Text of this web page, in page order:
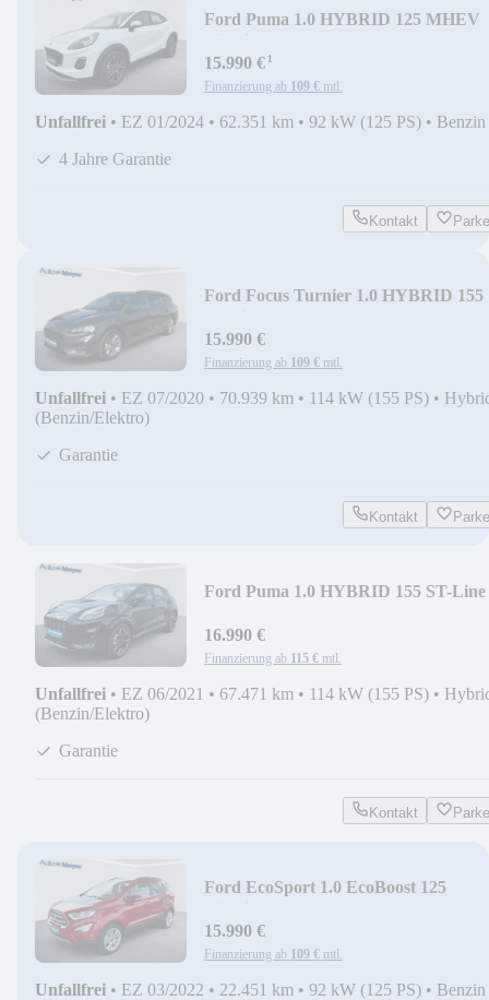
Ford Puma 1.0 HYBRID 125 MHEV
15.990 €¹
Finanzierung ab 109 € mtl.
Unfallfrei • EZ 01/2024 • 62.351 km • 92 kW (125 PS) • Benzin
4 Jahre Garantie
Kontakt
Ford Focus Turnier 1.0 HYBRID 155
15.990 €
Finanzierung ab 109 € mtl.
Unfallfrei • EZ 07/2020 • 70.939 km • 114 kW (155 PS) •
(Benzin/Elektro)
Garantie
Kontakt
Ford Puma 1.0 HYBRID 155 ST-
16.990 €
Finanzierung ab 115 € mtl.
Unfallfrei • EZ 06/2021 • 67.471 km • 114 kW (155 PS) •
(Benzin/Elektro)
Garantie
Kontakt
Ford EcoSport 1.0 EcoBoost 125
15.990 €
Finanzierung ab 109 € mtl.
Unfallfrei • EZ 03/2022 • 22.451 km • 92 kW (125 PS) • Benzin